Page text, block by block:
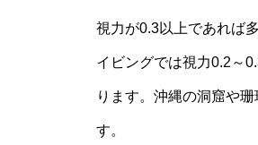
視力が0.3以上であれば
イビングでは視力0.2～
ります。沖縄の洞窟や
す。